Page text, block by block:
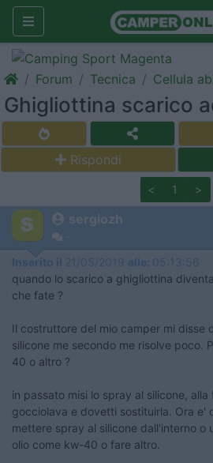
Forum Tecnica Cellula
Ghigliottina scarico
Rispondi
< 1 >
sergiozh
Inserito il 21/05/2019 alle: 05:13:56
quando lo scarico a ghigliottina
che fate ?
Il costruttore del mio camper mi disse
silicone me secondo me risolve poco.
40 o altro ?
in passato misi lo spray al silicone,
gocciolava e dovetti sostituirla. Ora e'
mettere spray al silicone dall'interno o
olio come kw-40 o fare altro.